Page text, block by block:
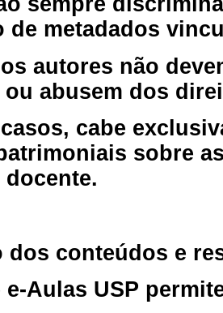
de metadados
autores não
abusem dos
cabe
sobre
dos conteúdos e
Aulas USP